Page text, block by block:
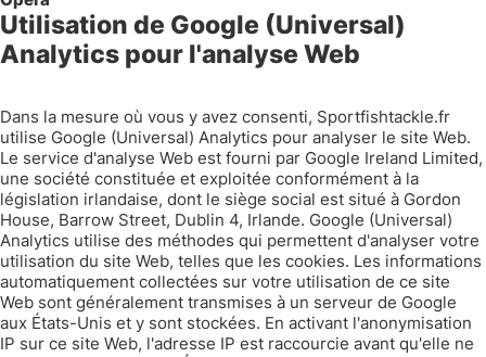
Utilisation de Google (Universal)
Analytics pour l'analyse Web
Dans la mesure où vous y avez consenti, Sportfishtackle.fr
utilise Google (Universal) Analytics pour analyser le site Web.
Le service d'analyse Web est fourni par Google Ireland Limited,
une société constituée et exploitée conformément à la
législation irlandaise, dont le siège social est situé à Gordon
House, Barrow Street, Dublin 4, Irlande. Google (Universal)
Analytics utilise des méthodes qui permettent d'analyser votre
utilisation du site Web, telles que les cookies. Les informations
automatiquement collectées sur votre utilisation de ce site
Web sont généralement transmises à un serveur de Google
aux États-Unis et y sont stockées. En activant l'anonymisation
IP sur ce site Web, l'adresse IP est raccourcie avant qu'elle ne